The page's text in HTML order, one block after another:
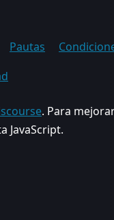
Pautas
. Para
JavaScript.